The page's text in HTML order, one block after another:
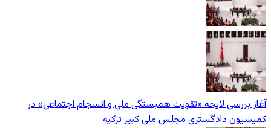
آغاز بررسی لایحه «تقویت همبستگی ملی و انسجام اجتماعی» در
کمیسیون دادگستری مجلس ملی کبیر ترکیه